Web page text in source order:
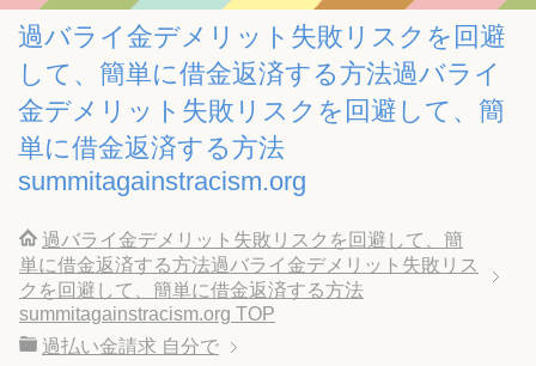
過バライ金デメリット失敗リスクを回避
して、簡単に借金返済する方法過バライ
金デメリット失敗リスクを回避して、簡
単に借金返済する方法
summitagainstracism.org
過バライ金デメリット失敗リスクを回避して、簡
単に借金返済する方法過バライ金デメリット失敗リス
クを回避して、簡単に借金返済する方法
summitagainstracism.org TOP
過払い金請求 自分で